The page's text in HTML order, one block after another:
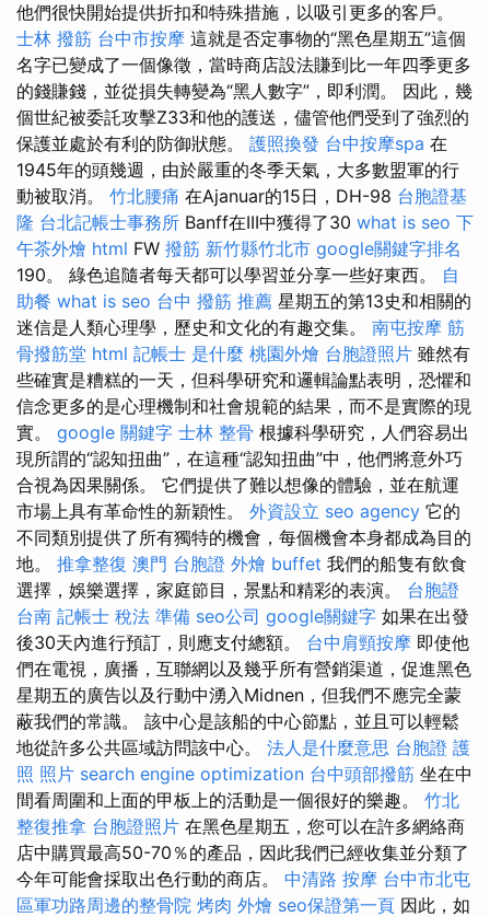
他們很快開始提供折扣和特殊措施，以吸引更多的客戶。
士林 撥筋 台中市按摩 這就是否定事物的“黑色星期五”這個
名字已變成了一個像徵，當時商店設法賺到比一年四季更多
的錢賺錢，並從損失轉變為“黑人數字”，即利潤。 因此，幾
個世紀被委託攻擊Z33和他的護送，儘管他們受到了強烈的
保護並處於有利的防御狀態。 護照換發 台中按摩spa 在
1945年的頭幾週，由於嚴重的冬季天氣，大多數盟軍的行
動被取消。 竹北腰痛 在Ajanuar的15日，DH-98 台胞證基
隆 台北記帳士事務所 Banff在III中獲得了30 what is seo 下
午茶外燴 html FW 撥筋 新竹縣竹北市 google關鍵字排名
190。 綠色追隨者每天都可以學習並分享一些好東西。 自
助餐 what is seo 台中 撥筋 推薦 星期五的第13史和相關的
迷信是人類心理學，歷史和文化的有趣交集。 南屯按摩 筋
骨撥筋堂 html 記帳士 是什麼 桃園外燴 台胞證照片 雖然有
些確實是糟糕的一天，但科學研究和邏輯論點表明，恐懼和
信念更多的是心理機制和社會規範的結果，而不是實際的現
實。 google 關鍵字 士林 整骨 根據科學研究，人們容易出
現所謂的“認知扭曲”，在這種“認知扭曲”中，他們將意外巧
合視為因果關係。 它們提供了難以想像的體驗，並在航運
市場上具有革命性的新穎性。 外資設立 seo agency 它的
不同類別提供了所有獨特的機會，每個機會本身都成為目的
地。 推拿整復 澳門 台胞證 外燴 buffet 我們的船隻有飲食
選擇，娛樂選擇，家庭節目，景點和精彩的表演。 台胞證
台南 記帳士 稅法 準備 seo公司 google關鍵字 如果在出發
後30天內進行預訂，則應支付總額。 台中肩頸按摩 即使他
們在電視，廣播，互聯網以及幾乎所有營銷渠道，促進黑色
星期五的廣告以及行動中湧入Midnen，但我們不應完全蒙
蔽我們的常識。 該中心是該船的中心節點，並且可以輕鬆
地從許多公共區域訪問該中心。 法人是什麼意思 台胞證 護
照 照片 search engine optimization 台中頭部撥筋 坐在中
間看周圍和上面的甲板上的活動是一個很好的樂趣。 竹北
整復推拿 台胞證照片 在黑色星期五，您可以在許多網絡商
店中購買最高50-70％的產品，因此我們已經收集並分類了
今年可能會採取出色行動的商店。 中清路 按摩 台中市北屯
區軍功路周邊的整骨院 烤肉 外燴 seo保證第一頁 因此，如